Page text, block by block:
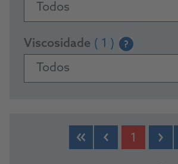
Todos
Viscosidade ( 1 ) ?
Todos
PRODUCTS
1